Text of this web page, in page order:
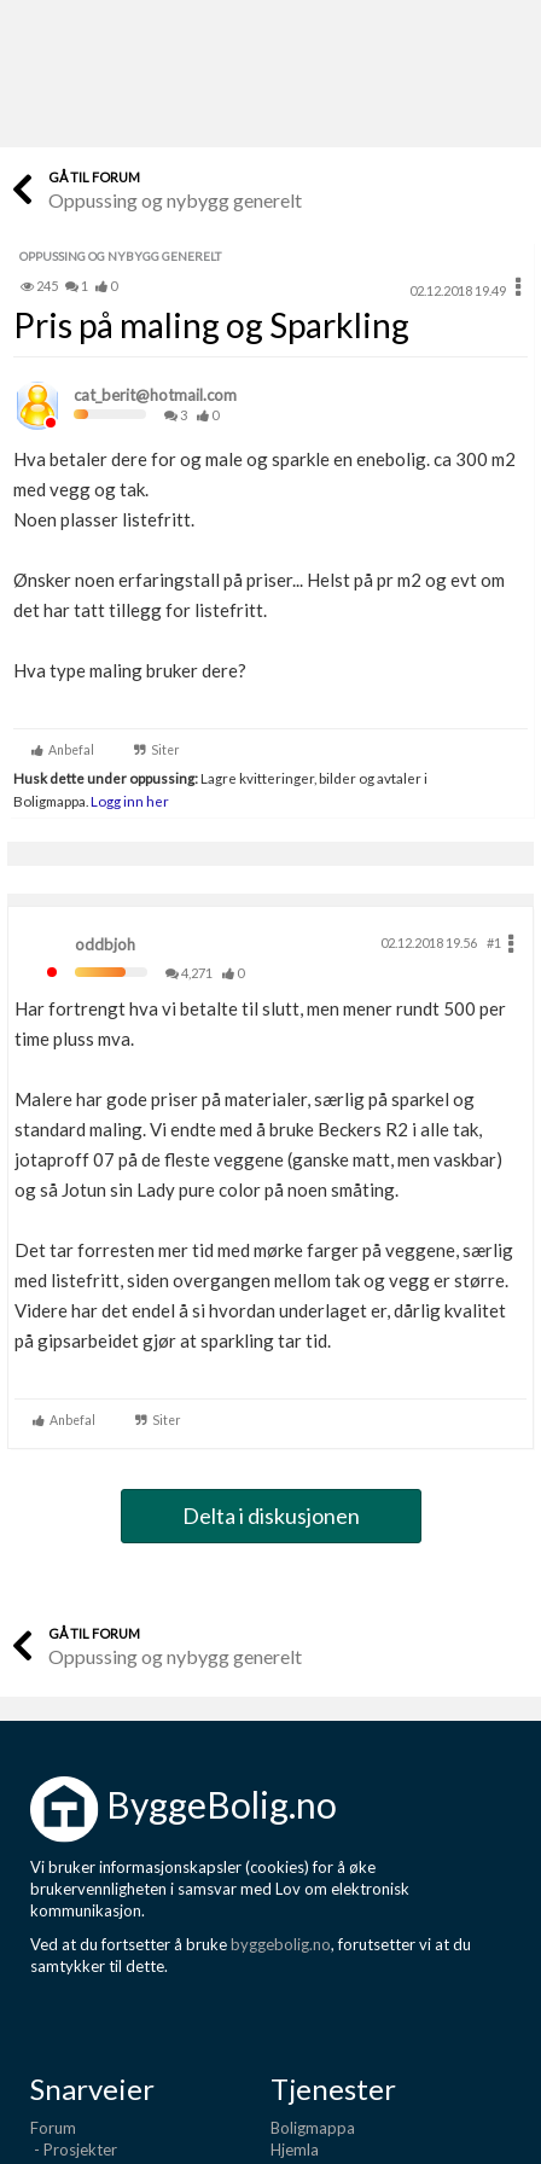
Finn håndverkere
Papirer som mangler
Skaff dokumentasjon som mangler
Kundeservice
Få svar på det du lurer på
Kom i gang med Boligmappa
Se din bolig? Klikk her
Boligmappa+
Få mer ut av Boligmappa
Nytt
GÅ TIL FORUM
Oppussing og nybygg generelt
OPPUSSING OG NYBYGG GENERELT
245 1 0 02.12.2018 19.49
Pris på maling og Sparkling
cat_berit@hotmail.com
3 0
Hva betaler dere for og male og sparkle en enebolig. ca 300 m2
med vegg og tak.
Noen plasser listefritt.
Ønsker noen erfaringstall på priser... Helst på pr m2 og evt om
det har tatt tillegg for listefritt.
Hva type maling bruker dere?
Anbefal Siter
Husk dette under oppussing:Lagre kvitteringer, bilder og avtaler i
Boligmappa. Logg inn her
oddbjoh 02.12.2018 19.56
#1
4,271
0
Har fortrengt hva vi betalte til slutt, men mener rundt 500 per
time pluss mva.
Malere har gode priser på materialer, særlig på sparkel og
standard maling. Vi endte med å bruke Beckers R2 i alle tak,
jotaproff 07 på de fleste veggene (ganske matt, men vaskbar)
og så Jotun sin Lady pure color på noen småting.
Det tar forresten mer tid med mørke farger på veggene, særlig
med listefritt, siden overgangen mellom tak og vegg er større.
Videre har det endel å si hvordan underlaget er, dårlig kvalitet
på gipsarbeidet gjør at sparkling tar tid.
Anbefal Siter
Delta i diskusjonen
GÅ TIL FORUM
Oppussing og nybygg generelt
ByggeBolig.no
Vi bruker informasjonskapsler (cookies) for å øke
brukervennligheten i samsvar med Lov om elektronisk
kommunikasjon.
Ved at du fortsetter å brukebyggebolig.no, forutsetter vi at du
samtykker til dette.
Snarveier
Forum
- Prosjekter
Tjenester
Boligmappa
Hjemla